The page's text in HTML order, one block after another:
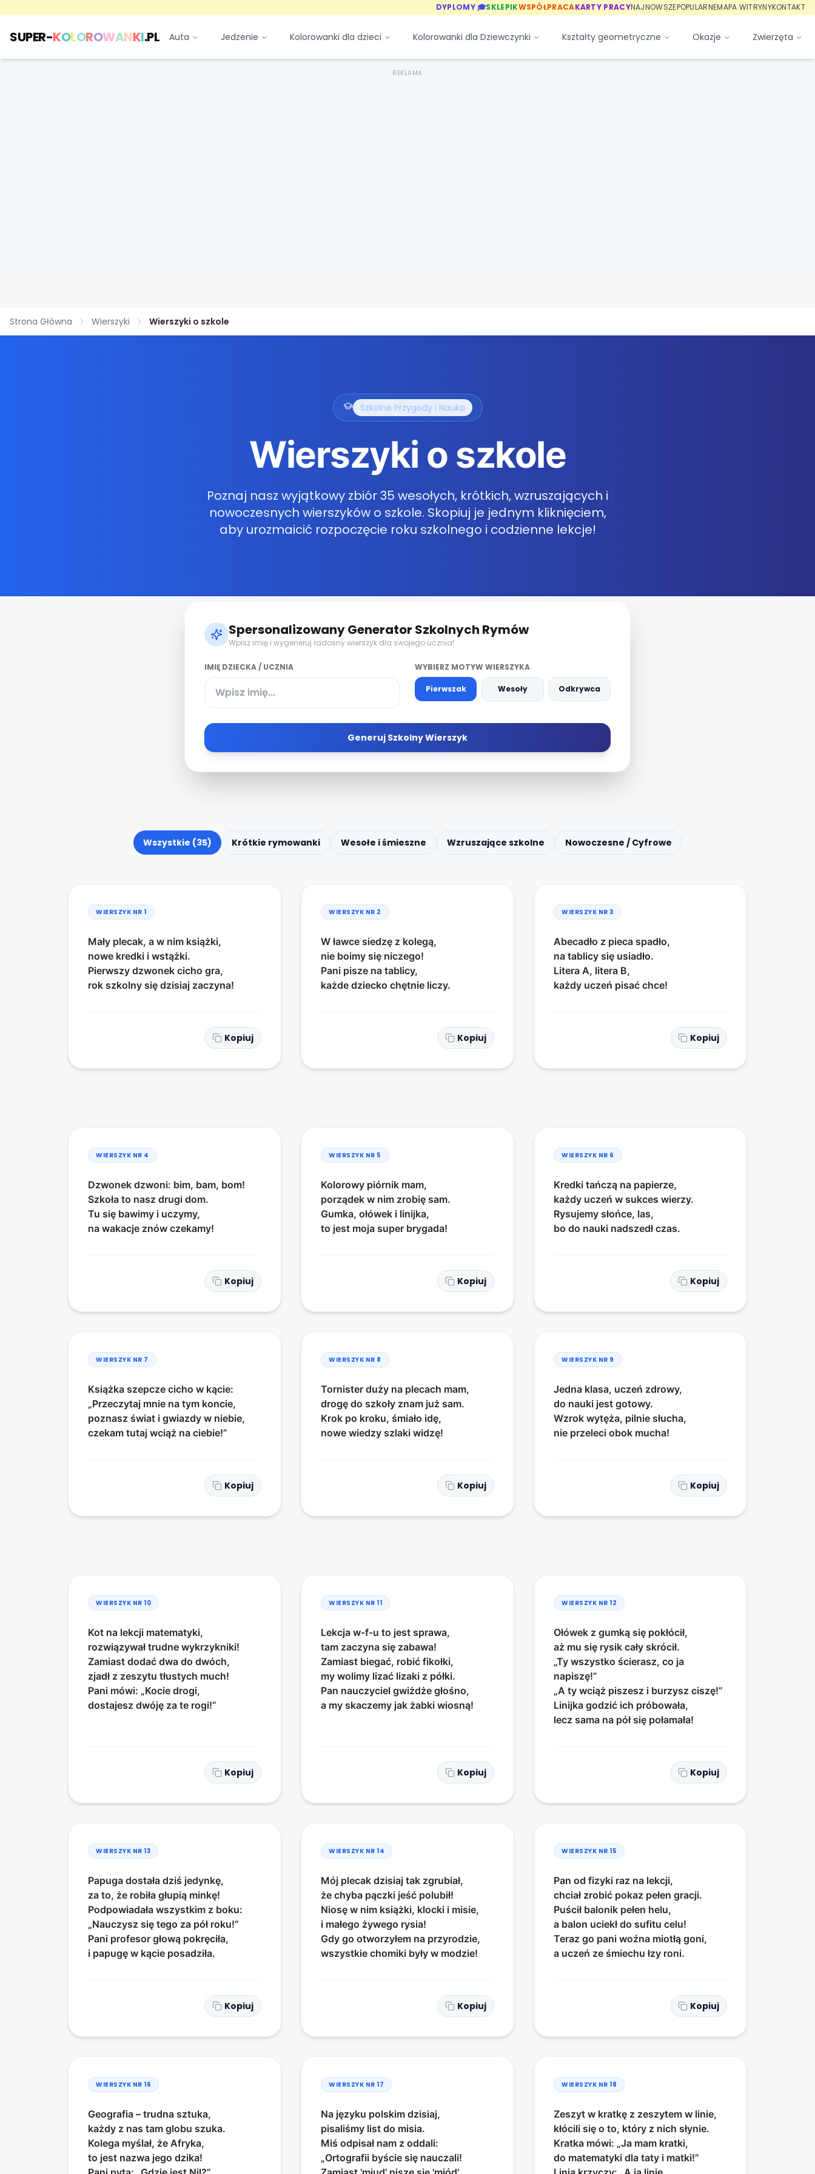
DYPLOMY 🎓SKLEPIKWSPÓŁPRACAKARTY PRACYNAJNOWSZEPOPULARNEMAPA WITRYNYKONTAKT
SUPER-KOLOROWANKI.PL Auta Jedzenie Kolorowanki dla dzieci Kolorowanki dla Dziewczynki Kształty geometryczne Okazje Zwierzęta
REKLAMA
Strona Główna Wierszyki Wierszyki o szkole
Szkolne Przygody i Nauka
Wierszyki o szkole
Poznaj nasz wyjątkowy zbiór 35 wesołych, krótkich, wzruszających i
nowoczesnych wierszyków o szkole. Skopiuj je jednym kliknięciem,
aby urozmaicić rozpoczęcie roku szkolnego i codzienne lekcje!
Spersonalizowany Generator Szkolnych Rymów
Wpisz imię i wygeneruj radosny wierszyk dla swojego ucznia!
IMIĘ DZIECKA / UCZNIA WYBIERZ MOTYW WIERSZYKA
Pierwszak Wesoły Odkrywca
Generuj Szkolny Wierszyk
Wszystkie (35) Krótkie rymowanki Wesołe i śmieszne Wzruszające szkolne Nowoczesne / Cyfrowe
WIERSZYK NR 1
Mały plecak, a w nim książki,
nowe kredki i wstążki.
Pierwszy dzwonek cicho gra,
rok szkolny się dzisiaj zaczyna!
Kopiuj
WIERSZYK NR 2
W ławce siedzę z kolegą,
nie boimy się niczego!
Pani pisze na tablicy,
każde dziecko chętnie liczy.
Kopiuj
WIERSZYK NR 3
Abecadło z pieca spadło,
na tablicy się usiadło.
Litera A, litera B,
każdy uczeń pisać chce!
Kopiuj
WIERSZYK NR 4
Dzwonek dzwoni: bim, bam, bom!
Szkoła to nasz drugi dom.
Tu się bawimy i uczymy,
na wakacje znów czekamy!
Kopiuj
WIERSZYK NR 5
Kolorowy piórnik mam,
porządek w nim zrobię sam.
Gumka, ołówek i linijka,
to jest moja super brygada!
Kopiuj
WIERSZYK NR 6
Kredki tańczą na papierze,
każdy uczeń w sukces wierzy.
Rysujemy słońce, las,
bo do nauki nadszedł czas.
Kopiuj
WIERSZYK NR 7
Książka szepcze cicho w kącie:
„Przeczytaj mnie na tym koncie,
poznasz świat i gwiazdy w niebie,
czekam tutaj wciąż na ciebie!”
Kopiuj
WIERSZYK NR 8
Tornister duży na plecach mam,
drogę do szkoły znam już sam.
Krok po kroku, śmiało idę,
nowe wiedzy szlaki widzę!
Kopiuj
WIERSZYK NR 9
Jedna klasa, uczeń zdrowy,
do nauki jest gotowy.
Wzrok wytęża, pilnie słucha,
nie przeleci obok mucha!
Kopiuj
WIERSZYK NR 10
Kot na lekcji matematyki,
rozwiązywał trudne wykrzykniki!
Zamiast dodać dwa do dwóch,
zjadł z zeszytu tłustych much!
Pani mówi: „Kocie drogi,
dostajesz dwóję za te rogi!”
Kopiuj
WIERSZYK NR 11
Lekcja w-f-u to jest sprawa,
tam zaczyna się zabawa!
Zamiast biegać, robić fikołki,
my wolimy lizać lizaki z półki.
Pan nauczyciel gwiżdże głośno,
a my skaczemy jak żabki wiosną!
Kopiuj
WIERSZYK NR 12
Ołówek z gumką się pokłócił,
aż mu się rysik cały skrócił.
„Ty wszystko ścierasz, co ja
napiszę!”
„A ty wciąż piszesz i burzysz ciszę!”
Linijka godzić ich próbowała,
lecz sama na pół się połamała!
Kopiuj
WIERSZYK NR 13
Papuga dostała dziś jedynkę,
za to, że robiła głupią minkę!
Podpowiadała wszystkim z boku:
„Nauczysz się tego za pół roku!”
Pani profesor głową pokręciła,
i papugę w kącie posadziła.
Kopiuj
WIERSZYK NR 14
Mój plecak dzisiaj tak zgrubiał,
że chyba pączki jeść polubił!
Niosę w nim książki, klocki i misie,
i małego żywego rysia!
Gdy go otworzyłem na przyrodzie,
wszystkie chomiki były w modzie!
Kopiuj
WIERSZYK NR 15
Pan od fizyki raz na lekcji,
chciał zrobić pokaz pełen gracji.
Puścił balonik pełen helu,
a balon uciekł do sufitu celu!
Teraz go pani woźna miotłą goni,
a uczeń ze śmiechu łzy roni.
Kopiuj
WIERSZYK NR 16
Geografia – trudna sztuka,
każdy z nas tam globu szuka.
Kolega myślał, że Afryka,
to jest nazwa jego dzika!
WIERSZYK NR 17
Na języku polskim dzisiaj,
pisaliśmy list do misia.
Miś odpisał nam z oddali:
„Ortografii byście się nauczali!
WIERSZYK NR 18
Zeszyt w kratkę z zeszytem w linie,
kłócili się o to, który z nich słynie.
Kratka mówi: „Ja mam kratki,
do matematyki dla taty i matki!”